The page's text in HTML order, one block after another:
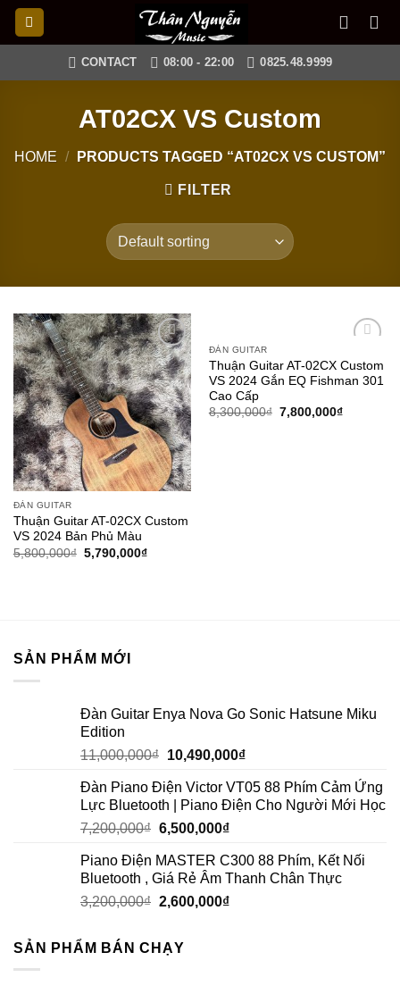
Skip
CONTACT 08:00 - 22:00 0825.48.9999
AT02CX VS Custom
HOME / PRODUCTS TAGGED “AT02CX VS CUSTOM”
FILTER
Add to
wishlist
ĐÀN GUITAR
Thuận Guitar AT-02CX Custom
VS 2024 Bản Phủ Màu
5,800,000₫ 5,790,000₫
wishlist
ĐÀN GUITAR
Thuận Guitar AT-02CX Custom
VS 2024 Gắn EQ Fishman 301
Cao Cấp
8,300,000₫ 7,800,000₫
SẢN PHẨM MỚI
Đàn Guitar Enya Nova Go Sonic Hatsune Miku
Edition
11,000,000₫ 10,490,000₫
Đàn Piano Điện Victor VT05 88 Phím Cảm Ứng
Lực Bluetooth | Piano Điện Cho Người Mới Học
7,200,000₫ 6,500,000₫
Piano Điện MASTER C300 88 Phím, Kết Nối
Bluetooth , Giá Rẻ Âm Thanh Chân Thực
3,200,000₫ 2,600,000₫
SẢN PHẨM BÁN CHẠY